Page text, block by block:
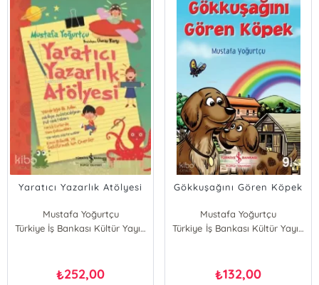
Yaratıcı Yazarlık Atölyesi
Mustafa Yoğurtçu
Türkiye İş Bankası Kültür Yayınları
₺252,00
Gökkuşağını Gören Köpek
Mustafa Yoğurtçu
Türkiye İş Bankası Kültür Yayınları
₺132,00